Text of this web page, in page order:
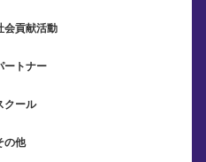
会貢献活動
ートナー
クール
の他